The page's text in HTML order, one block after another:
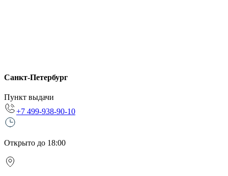
Санкт-Петербург
Пункт выдачи
+7 499-938-90-10
Открыто до 18:00